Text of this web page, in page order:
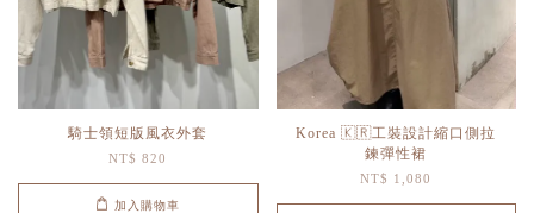
騎士領短版風衣外套
NT$ 820
加入購物車
Korea 🇰🇷工裝設計縮口側拉
鍊彈性裙
NT$ 1,080